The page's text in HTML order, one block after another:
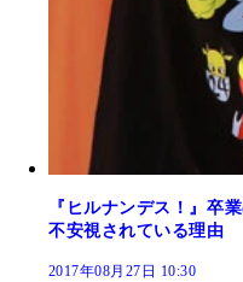
『ヒルナンデス！』卒
不安視されている理由
2017年08月27日 10:30